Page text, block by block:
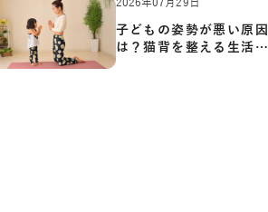
2026年07月29日
子どもの姿勢が悪い原因
は？猫背を整える生活習
慣と…